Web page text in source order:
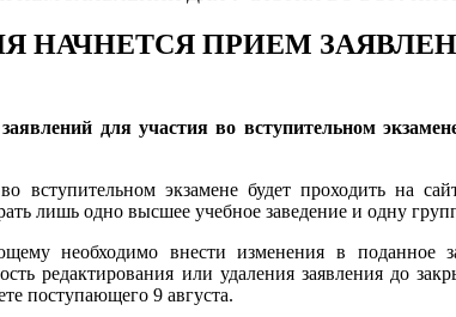
НАЧНЕТСЯПРИЕМ
заявлений для участия во вступительном
во вступительном экзамене будет проходить на
лишь одно высшее учебное заведение и одну
необходимо внести изменения в поданное
редактирования или удаления заявления до
поступающего 9 августа.